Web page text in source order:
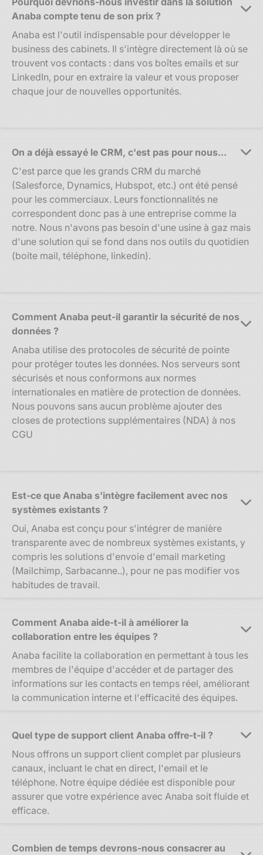
Anaba compte tenu de son prix ?
Anaba est l'outil indispensable pour développer le
business des cabinets. Il s'intègre directement là où se
trouvent vos contacts : dans vos boîtes emails et sur
LinkedIn, pour en extraire la valeur et vous proposer
chaque jour de nouvelles opportunités.
On a déjà essayé le CRM, c'est pas pour nous...
C'est parce que les grands CRM du marché
(Salesforce, Dynamics, Hubspot, etc.) ont été pensé
pour les commerciaux. Leurs fonctionnalités ne
correspondent donc pas à une entreprise comme la
notre. Nous n'avons pas besoin d'une usine à gaz mais
d'une solution qui se fond dans nos outils du quotidien
(boite mail, téléphone, linkedin).
Comment Anaba peut-il garantir la sécurité de nos
données ?
Anaba utilise des protocoles de sécurité de pointe
pour protéger toutes les données. Nos serveurs sont
sécurisés et nous conformons aux normes
internationales en matière de protection de données.
Nous pouvons sans aucun problème ajouter des
closes de protections supplémentaires (NDA) à nos
CGU
Est-ce que Anaba s'intègre facilement avec nos
systèmes existants ?
Oui, Anaba est conçu pour s'intégrer de manière
transparente avec de nombreux systèmes existants, y
compris les solutions d'envoie d'email marketing
(Mailchimp, Sarbacanne..), pour ne pas modifier vos
habitudes de travail.
Comment Anaba aide-t-il à améliorer la
collaboration entre les équipes ?
Anaba facilite la collaboration en permettant à tous les
membres de l'équipe d'accéder et de partager des
informations sur les contacts en temps réel, améliorant
la communication interne et l'efficacité des équipes.
Quel type de support client Anaba offre-t-il ?
Nous offrons un support client complet par plusieurs
canaux, incluant le chat en direct, l'email et le
téléphone. Notre équipe dédiée est disponible pour
assurer que votre expérience avec Anaba soit fluide et
efficace.
Combien de temps devrons-nous consacrer au